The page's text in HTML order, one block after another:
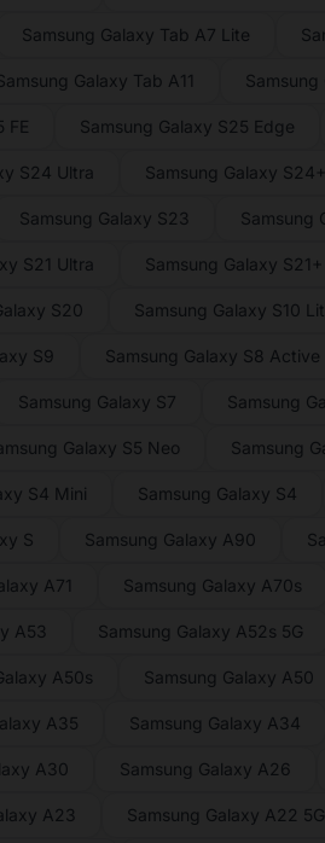
Samsung Galaxy Tab A7 Lite
Galaxy Tab A11 Samsung
FE Samsung Galaxy S25 Edge
S24 Ultra Samsung Galaxy S24+
Samsung Galaxy S23 Samsung
S21 Ultra Samsung Galaxy S21+
S20 Samsung Galaxy S10
S9 Samsung Galaxy S8 Active
Samsung Galaxy S7 Samsung
Galaxy S5 Neo Samsung
S4 Mini Samsung Galaxy S4
S Samsung Galaxy A90
A71 Samsung Galaxy A70s
A53 Samsung Galaxy A52s 5G
A50s Samsung Galaxy A50
A35 Samsung Galaxy A34
A30 Samsung Galaxy A26
A23 Samsung Galaxy A22 5G